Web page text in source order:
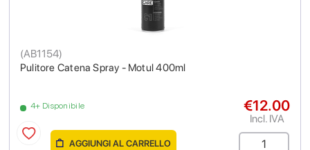
Pulitore Catena Spray - Motul 400ml
(AB1154)
4+ Disponibile €12.00
Incl. IVA
AGGIUNGI AL CARRELLO